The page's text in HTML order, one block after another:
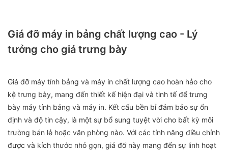
Giá đỡ máy in bảng chất lượng cao - Lý
tưởng cho giá trưng bày
Giá đỡ máy tính bảng và máy in chất lượng cao hoàn hảo cho
kệ trưng bày, mang đến thiết kế hiện đại và tinh tế để trưng
bày máy tính bảng và máy in. Kết cấu bền bỉ đảm bảo sự ổn
định và độ tin cậy, là một sự bổ sung tuyệt vời cho bất kỳ môi
trường bán lẻ hoặc văn phòng nào. Với các tính năng điều chỉnh
được và kích thước nhỏ gọn, giá đỡ này mang đến sự linh hoạt